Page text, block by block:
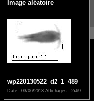
Image aléatoire
wp220130522_d2_1_489
Date : 03/06/2013 Affichages : 2469